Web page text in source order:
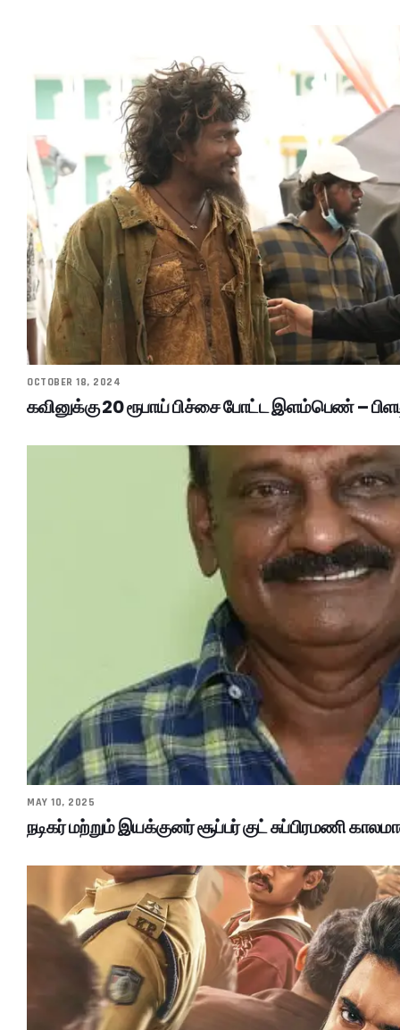
OCTOBER 18, 2024
கவினுக்கு 20 ரூபாய் பிச்சை போட்ட இளம்பெண் –
MAY 10, 2025
நடிகர் மற்றும் இயக்குனர் சூப்பர் குட் சுப்பிரமணி